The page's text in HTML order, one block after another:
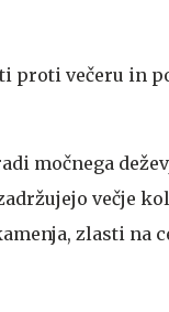
proti večeru in
močnega
večje
zlasti na